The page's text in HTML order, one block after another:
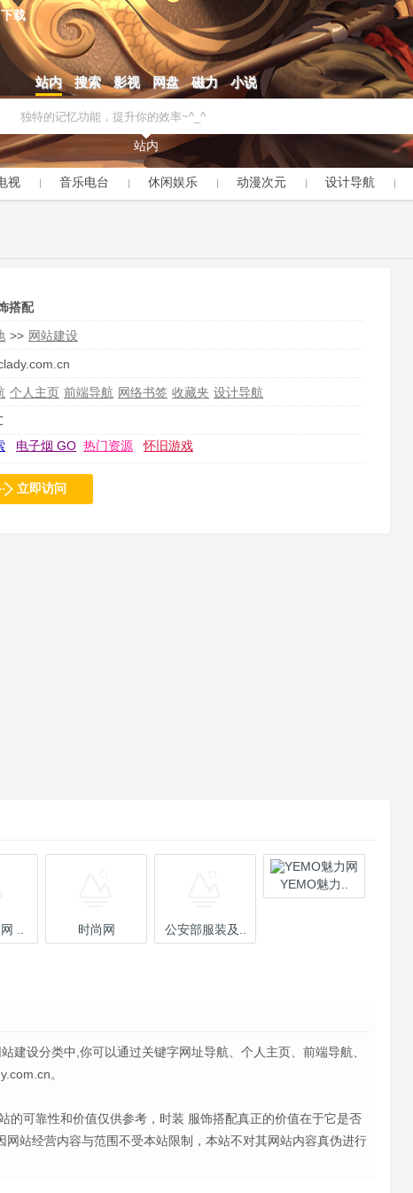
下载
站内 搜索 影视 网盘 磁力 小说
站内
视 音乐电台 休闲娱乐 动漫次元 设计导航
搭配
>> 网站建设
个人主页 前端导航 网络书签 收藏夹 设计导航
电子烟 GO 热门资源 怀旧游戏
立即访问
.. 时尚网 公安部服装及..
YEMO魅力..
建设分类中,你可以通过关键字网址导航、个人主页、前端导航、
。
可靠性和价值仅供参考，时装 服饰搭配真正的价值在于它是否
站经营内容与范围不受本站限制，本站不对其网站内容真伪进行